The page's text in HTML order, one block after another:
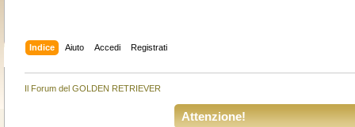
Indice Aiuto Accedi Registrati
Il Forum del GOLDEN RETRIEVER
Attenzione!